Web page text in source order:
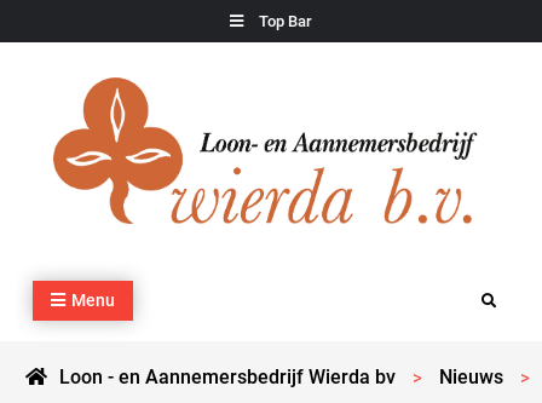
to
Top Bar
Loon – en Aannemersbedrijf Wierda bv
Kraan- en machineverhuur, agrarisch werk, grondverzet,
cultuurtechnisch werk en transport
Menu Search
Loon - en Aannemersbedrijf Wierda bv > Nieuws >